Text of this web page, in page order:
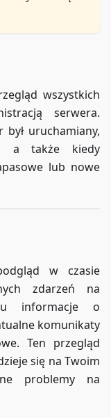
wszystkich
serwera.
uruchamiany,
a także kiedy
lub nowe
w czasie
zdarzeń na
informacje o
komunikaty
Ten przegląd
się na Twoim
problemy na